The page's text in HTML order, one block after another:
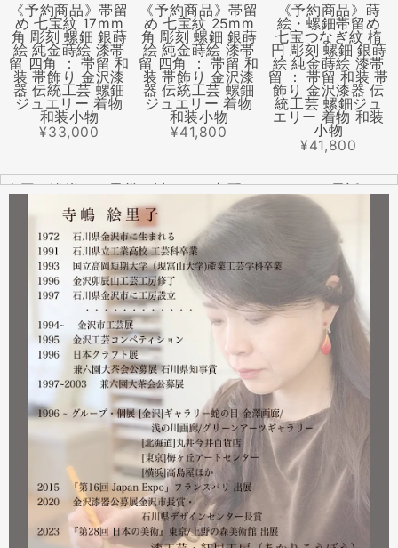
《予約商品》帯留
め 七宝紋 17mm
角 彫刻 螺鈿 銀蒔
絵 純金蒔絵 漆帯
留 四角 ： 帯留 和
装 帯飾り 金沢漆
器 伝統工芸 螺鈿
ジュエリー 着物
和装小物
¥33,000
《予約商品》帯留
め 七宝紋 25mm
角 彫刻 螺鈿 銀蒔
絵 純金蒔絵 漆帯
留 四角 ： 帯留 和
装 帯飾り 金沢漆
器 伝統工芸 螺鈿
ジュエリー 着物
和装小物
¥41,800
《予約商品》蒔
絵・螺鈿帯留め
七宝つなぎ紋 楕
円 彫刻 螺鈿 銀蒔
絵 純金蒔絵 漆帯
留 ： 帯留 和装 帯
飾り 金沢漆器 伝
統工芸 螺鈿ジュ
エリー 着物 和装
小物
¥41,800
全国の皆様より震災に対するご心配のメールやお電話をた
くさんいただきました。ありがとうございます。
幸い紅里工房にはそれほどの被害もなく、ただいま通常の
営業をしております。配送につきましても金沢から発送す
る分につきましては問題ありませんのでご安心ください。
皆様には多大なご心配をおかけしており心苦しいばかりで
はありますが、今後とも紅里工房をどうぞよろしくお願い
いたします。
漆工芸・紅里工房 寺嶋絵里子
2023.02
2月21日から27日まで 仙台三越で開催中の『第22回 金
沢・能登 美味と美技展』に出展しています。会場には作
者本人がおりますのでお近くの方はぜひ遊びにいらしてく
ださい。お待ちしております。